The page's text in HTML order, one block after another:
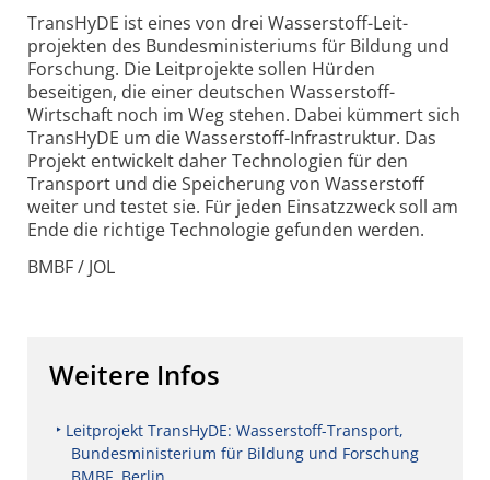
TransHyDE ist eines von drei Wasserstoff-Leit­
projekten des Bundes­ministeriums für Bildung und
Forschung. Die Leitprojekte sollen Hürden
beseitigen, die einer deutschen Wasserstoff-
Wirtschaft noch im Weg stehen. Dabei kümmert sich
TransHyDE um die Wasserstoff-Infra­struktur. Das
Projekt entwickelt daher Techno­logien für den
Transport und die Speicherung von Wasserstoff
weiter und testet sie. Für jeden Einsatzzweck soll am
Ende die richtige Techno­logie gefunden werden.
BMBF / JOL
Weitere Infos
Leitprojekt TransHyDE: Wasserstoff-Transport,
Bundesministerium für Bildung und Forschung
BMBF, Berlin